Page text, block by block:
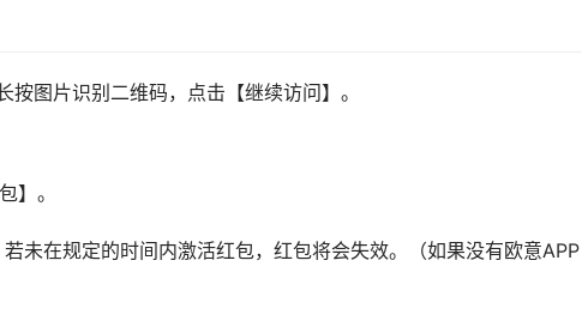
图片识别二维码，点击【继续访问】。
】。
未在规定的时间内激活红包，红包将会失效。（如果没有欧意